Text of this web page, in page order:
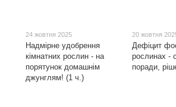
24 жовтня 2025
Надмірне удобрення
кімнатних рослин - на
порятунок домашнім
джунглям! (1 ч.)
20 жовтня
Дефіцит
рослинах -
поради,